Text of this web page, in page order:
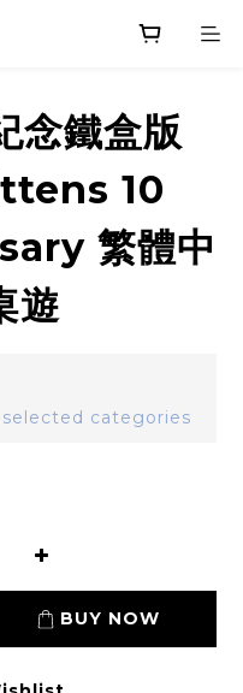
念鐵盒版
10
繁體中
遊
selected categories
BUY NOW